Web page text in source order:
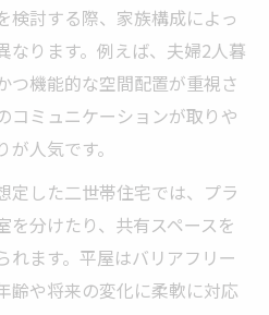
検討する際、家族構成によっ
なります。例えば、夫婦2人暮
つ機能的な空間配置が重視さ
コミュニケーションが取りや
人気です。
定した二世帯住宅では、プラ
を分けたり、共有スペースを
れます。平屋はバリアフリー
齢や将来の変化に柔軟に対応